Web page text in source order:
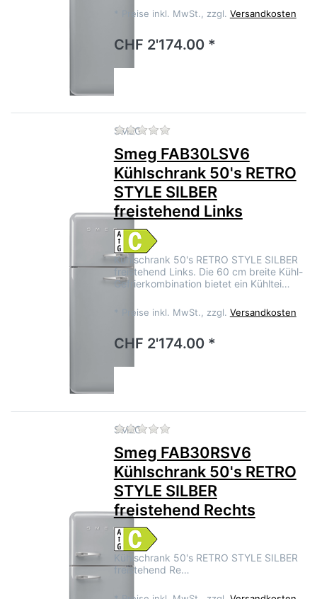
Preise inkl. MwSt., zzgl. Versandkosten
CHF 2'174.00 *
SMEG Zu diesem Produkt liegen
Smeg FAB30LSV6
Kühlschrank 50's RETRO
STYLE SILBER
freistehend Links
Kühlschrank 50's RETRO STYLE SILBER
freistehend Links. Die 60 cm breite Kühl-
Gefrierkombination bietet ein Kühltei…
Preise inkl. MwSt., zzgl. Versandkosten
CHF 2'174.00 *
SMEG Zu diesem Produkt liegen
Smeg FAB30RSV6
Kühlschrank 50's RETRO
STYLE SILBER
freistehend Rechts
Kühlschrank 50's RETRO STYLE SILBER
freistehend Re…